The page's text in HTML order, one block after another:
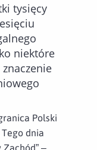
tysięcy
niektóre
Polski
dnia
–